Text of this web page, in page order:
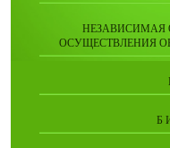
НЕЗАВИСИМАЯ
ОСУЩЕСТВЛЕНИЯ
Б